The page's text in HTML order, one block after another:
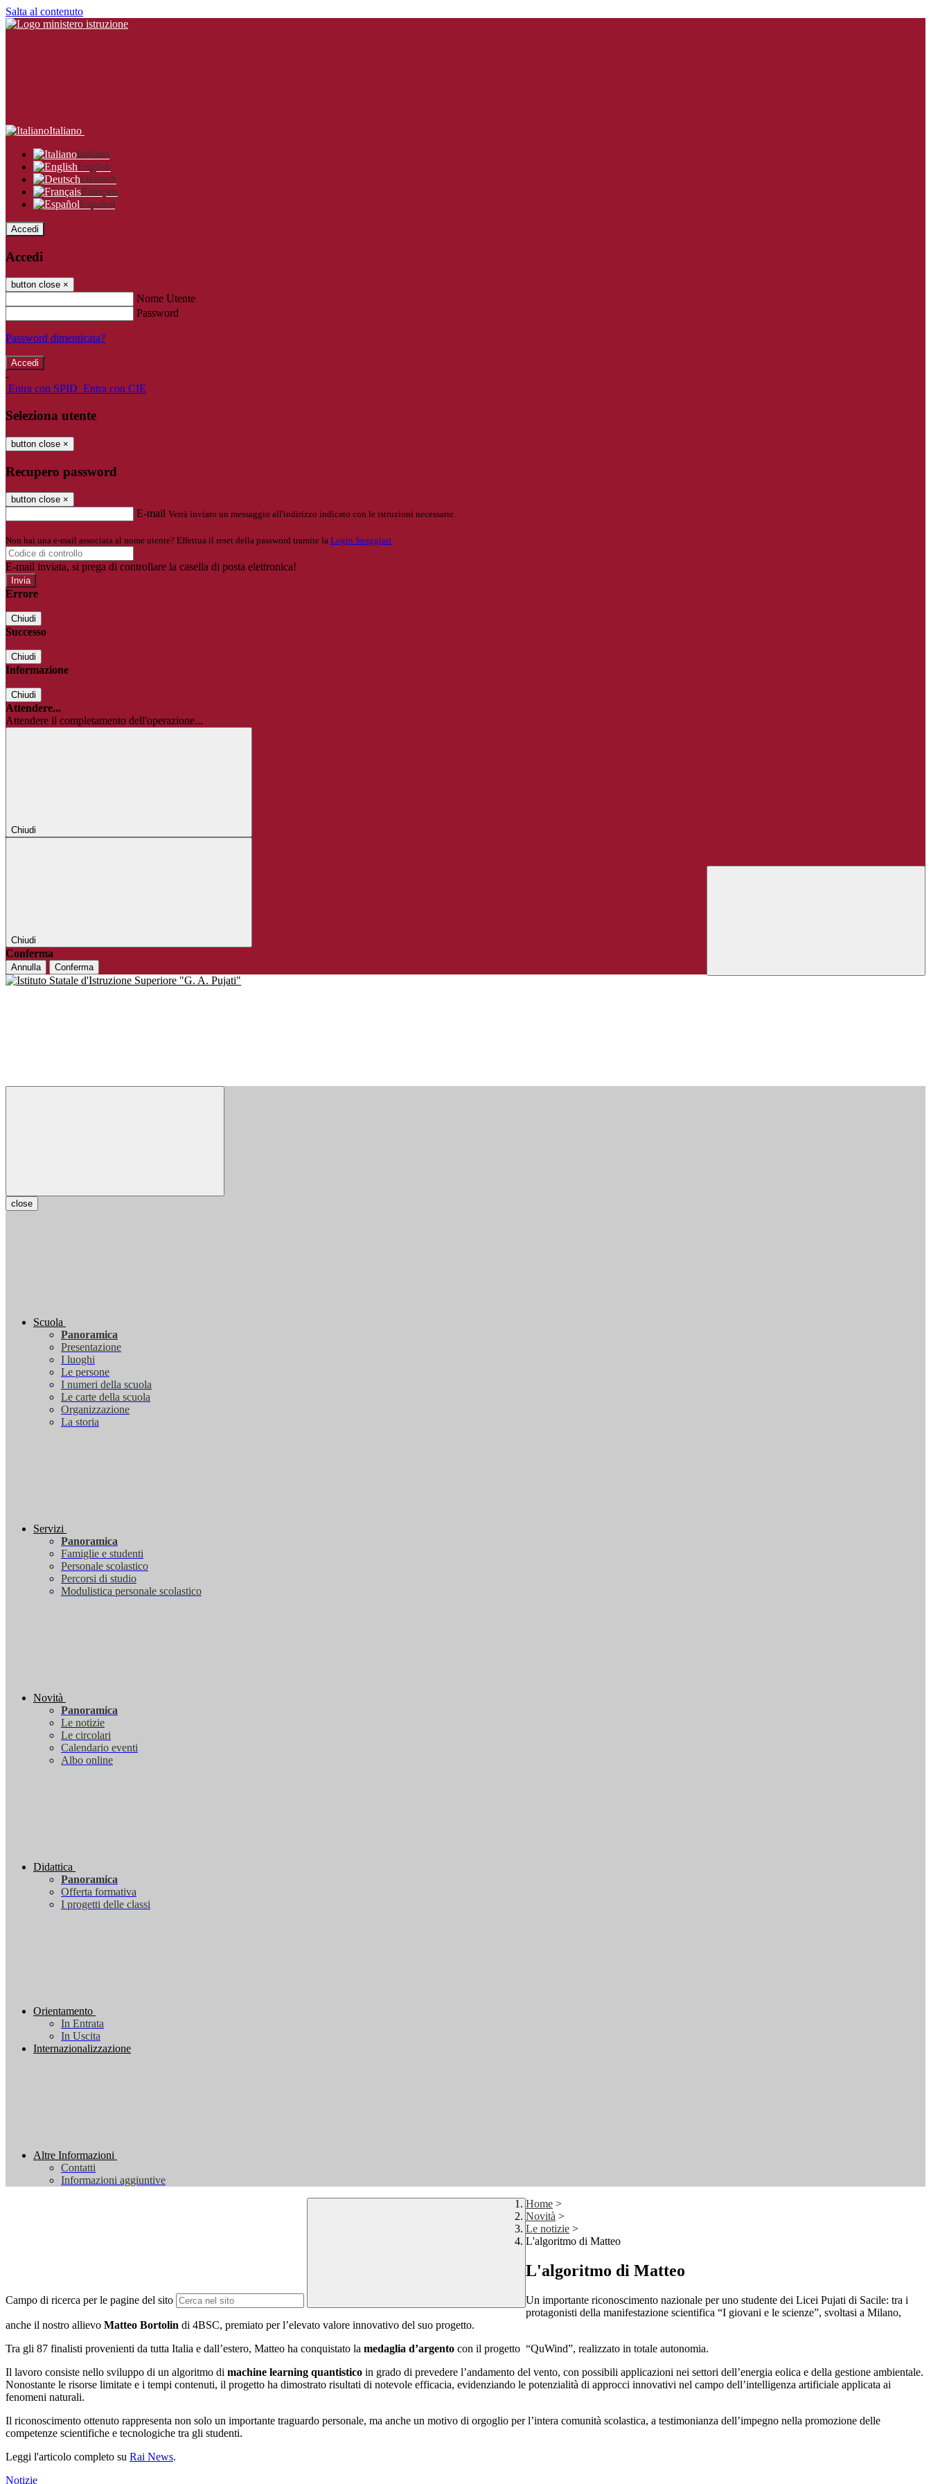
Salta al contenuto
Italiano
Italiano
English
Deutsch
Français
Español
Accedi
Accedi
button close ×
Nome Utente
Password
Password dimenticata?
-
Entra con SPID Entra con CIE
Seleziona utente
button close ×
Recupero password
button close ×
E-mail Verrà inviato un messaggio all'indirizzo indicato con le istruzioni necessarie.
Non hai una e-mail associata al nome utente? Effettua il reset della password tramite la Login Spaggiari
E-mail inviata, si prega di controllare la casella di posta elettronica!
Errore
Chiudi
Successo
Chiudi
Informazione
Chiudi
Attendere...
Attendere il completamento dell'operazione...
Chiudi
Chiudi
Conferma
Annulla Conferma
close
Scuola
Panoramica
Presentazione
I luoghi
Le persone
I numeri della scuola
Le carte della scuola
Organizzazione
La storia
Servizi
Panoramica
Famiglie e studenti
Personale scolastico
Percorsi di studio
Modulistica personale scolastico
Novità
Panoramica
Le notizie
Le circolari
Calendario eventi
Albo online
Didattica
Panoramica
Offerta formativa
I progetti delle classi
Orientamento
In Entrata
In Uscita
Internazionalizzazione
Altre Informazioni
Contatti
Informazioni aggiuntive
Campo di ricerca per le pagine del sito
Home >
Novità >
Le notizie >
L'algoritmo di Matteo
L'algoritmo di Matteo
Un importante riconoscimento nazionale per uno studente dei Licei Pujati di Sacile: tra i
protagonisti della manifestazione scientifica “I giovani e le scienze”, svoltasi a Milano,
anche il nostro allievo Matteo Bortolin di 4BSC, premiato per l’elevato valore innovativo del suo progetto.
Tra gli 87 finalisti provenienti da tutta Italia e dall’estero, Matteo ha conquistato la medaglia d’argento con il progetto “QuWind”, realizzato in totale autonomia.
Il lavoro consiste nello sviluppo di un algoritmo di machine learning quantistico in grado di prevedere l’andamento del vento, con possibili applicazioni nei settori dell’energia eolica e della gestione ambientale.
Nonostante le risorse limitate e i tempi contenuti, il progetto ha dimostrato risultati di notevole efficacia, evidenziando le potenzialità di approcci innovativi nel campo dell’intelligenza artificiale applicata ai
fenomeni naturali.
Il riconoscimento ottenuto rappresenta non solo un importante traguardo personale, ma anche un motivo di orgoglio per l’intera comunità scolastica, a testimonianza dell’impegno nella promozione delle
competenze scientifiche e tecnologiche tra gli studenti.
Leggi l'articolo completo su Rai News.
Notizie